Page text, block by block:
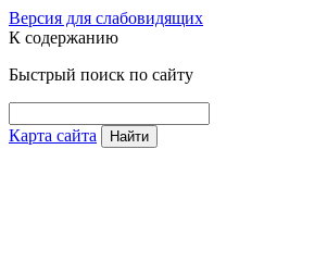
Версия для слабовидящих
К содержанию
Быстрый поиск по сайту
Карта сайта Найти